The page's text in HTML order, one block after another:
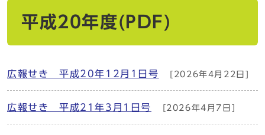
平成20年度(PDF)
広報せき 平成20年12月1日号 [2026年4月22日]
広報せき 平成21年3月1日号 [2026年4月7日]